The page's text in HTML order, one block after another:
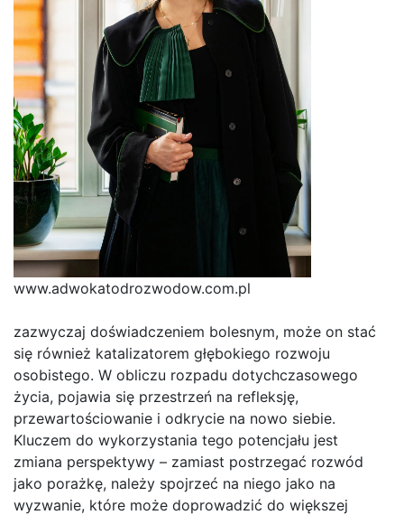
www.adwokatodrozwodow.com.pl
zazwyczaj doświadczeniem bolesnym, może on stać
się również katalizatorem głębokiego rozwoju
osobistego. W obliczu rozpadu dotychczasowego
życia, pojawia się przestrzeń na refleksję,
przewartościowanie i odkrycie na nowo siebie.
Kluczem do wykorzystania tego potencjału jest
zmiana perspektywy – zamiast postrzegać rozwód
jako porażkę, należy spojrzeć na niego jako na
wyzwanie, które może doprowadzić do większej